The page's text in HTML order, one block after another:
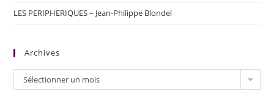
LES PERIPHERIQUES – Jean-Philippe Blondel
Archives
Sélectionner un mois